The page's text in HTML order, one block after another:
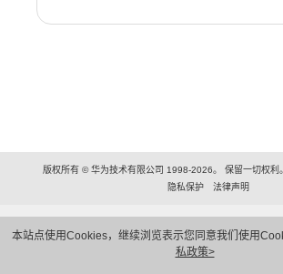
本站点使用Cookies，继续浏览表示您同意我们使用
私政策>
版权所有 © 华为技术有限公司 1998-2026。 保留一切权
隐私保护
法律声明